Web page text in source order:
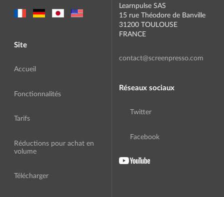
Site
Accueil
Fonctionnalités
Tarifs
Réductions pour achat en
volume
Télécharger
Learnpulse SAS
15 rue Théodore de Banville
31200 TOULOUSE
FRANCE
contact@screenpresso.com
Réseaux sociaux
Twitter
Facebook